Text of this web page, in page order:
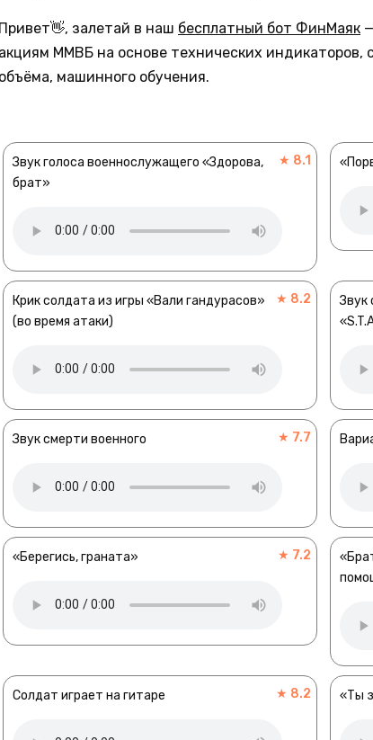
Привет👋, залетай в наш бесплатный бот ФинМаяк
акциям ММВБ на основе технических индикаторов,
объёма, машинного обучения.
Звук голоса военнослужащего «Здорова,
брат»
★ 8.1
Крик солдата из игры «Вали гандурасов»
(во время атаки)
★ 8.2
Звук
Звук смерти военного ★ 7.7
«Берегись, граната» ★ 7.2
Солдат играет на гитаре ★ 8.2 «Ты